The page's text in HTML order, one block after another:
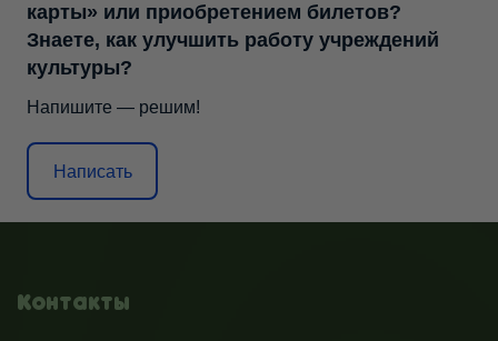
карты» или приобретением билетов?
Знаете, как улучшить работу учреждений
культуры?
Напишите — решим!
Написать
Контакты